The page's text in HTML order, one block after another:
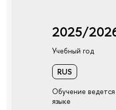
2025/
Учебный год
RUS
Обучение
языке